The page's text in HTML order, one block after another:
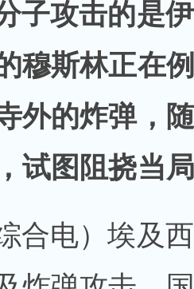
子攻击的是
穆斯林正在
外的炸弹，
试图阻挠当
合电）埃及